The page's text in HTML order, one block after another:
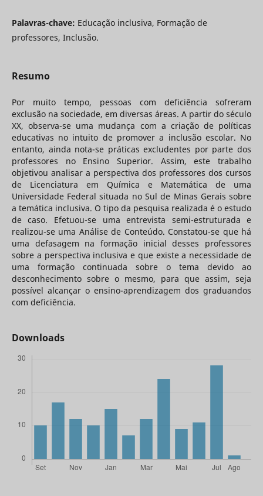
Palavras-chave: Educação inclusiva, Formação de
professores, Inclusão.
Resumo
Por muito tempo, pessoas com deficiência sofreram
exclusão na sociedade, em diversas áreas. A partir do século
XX, observa-se uma mudança com a criação de políticas
educativas no intuito de promover a inclusão escolar. No
entanto, ainda nota-se práticas excludentes por parte dos
professores no Ensino Superior. Assim, este trabalho
objetivou analisar a perspectiva dos professores dos cursos
de Licenciatura em Química e Matemática de uma
Universidade Federal situada no Sul de Minas Gerais sobre
a temática inclusiva. O tipo da pesquisa realizada é o estudo
de caso. Efetuou-se uma entrevista semi-estruturada e
realizou-se uma Análise de Conteúdo. Constatou-se que há
uma defasagem na formação inicial desses professores
sobre a perspectiva inclusiva e que existe a necessidade de
uma formação continuada sobre o tema devido ao
desconhecimento sobre o mesmo, para que assim, seja
possível alcançar o ensino-aprendizagem dos graduandos
com deficiência.
Downloads